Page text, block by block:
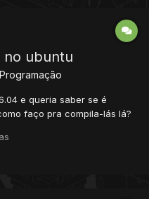
no ubuntu
Programação
e queria saber se é
faço pra compila-lás lá?